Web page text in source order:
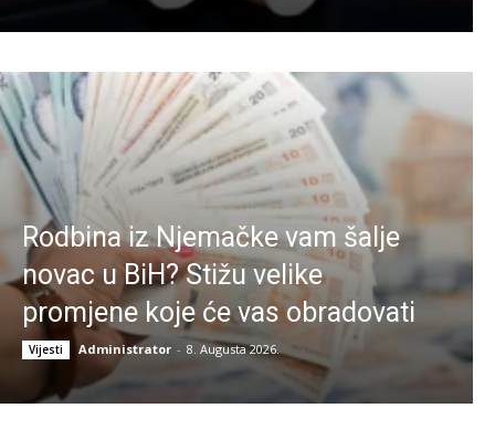
Rodbina iz Njemačke vam šalje
novac u BiH? Stižu velike
promjene koje će vas obradovati
Vijesti Administrator - 8. Augusta 2026.